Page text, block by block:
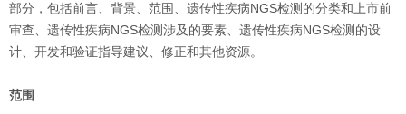
部分，包括前言、背景、范围、遗传性疾病NGS检测的分类和上市前
审查、遗传性疾病NGS检测涉及的要素、遗传性疾病NGS检测的设
计、开发和验证指导建议、修正和其他资源。
范围